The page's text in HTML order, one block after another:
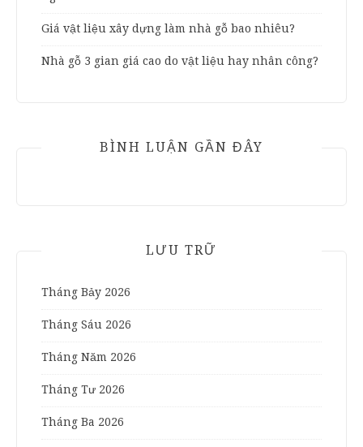
Giá vật liệu xây dựng làm nhà gỗ bao nhiêu?
Nhà gỗ 3 gian giá cao do vật liệu hay nhân công?
BÌNH LUẬN GẦN ĐÂY
LƯU TRỮ
Tháng Bảy 2026
Tháng Sáu 2026
Tháng Năm 2026
Tháng Tư 2026
Tháng Ba 2026